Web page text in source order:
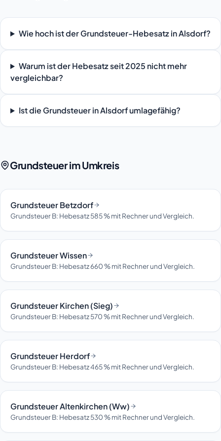
Wie hoch ist der Grundsteuer-Hebesatz in Alsdorf?
Warum ist der Hebesatz seit 2025 nicht mehr
vergleichbar?
Ist die Grundsteuer in Alsdorf umlagefähig?
Grundsteuer im Umkreis
Grundsteuer Betzdorf
Grundsteuer B: Hebesatz 585 % mit Rechner und Vergleich.
Grundsteuer Wissen
Grundsteuer B: Hebesatz 660 % mit Rechner und Vergleich.
Grundsteuer Kirchen (Sieg)
Grundsteuer B: Hebesatz 570 % mit Rechner und Vergleich.
Grundsteuer Herdorf
Grundsteuer B: Hebesatz 465 % mit Rechner und Vergleich.
Grundsteuer Altenkirchen (Ww)
Grundsteuer B: Hebesatz 530 % mit Rechner und Vergleich.